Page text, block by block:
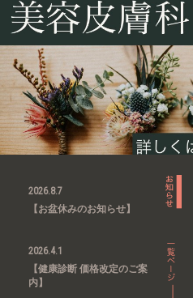
2026.8.7
【お盆休みのお知らせ】
2026.4.1
【健康診断 価格改定のご案
内】